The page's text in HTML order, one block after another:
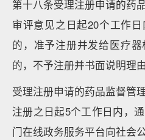
第十八条受理注册申请的药
审评意见之日起20个工作
的，准予注册并发给医疗
的，不予注册并书面说明理由
受理注册申请的药品监督管
注册之日起5个工作日内，
门在线政务服务平台向社会